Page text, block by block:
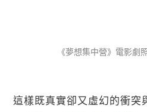
《夢想集中營》電影劇
這樣既真實卻又虛幻的衝突